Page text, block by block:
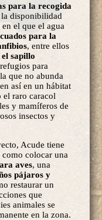
para la recogida
disponibilidad
el que el agua
para la
, entre ellos
sapillo
para
que no abunda
así en un hábitat
el raro caracol
y mamíferos de
insectos y
Acude tiene
colocar una
aves, una
pájaros y
restaurar un
que
animales se
en la zona.